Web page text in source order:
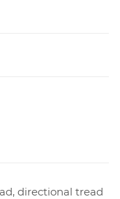
directional tread